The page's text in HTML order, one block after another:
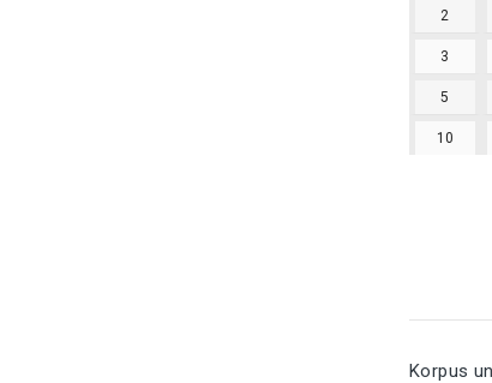
2
3
5
10
Korpus